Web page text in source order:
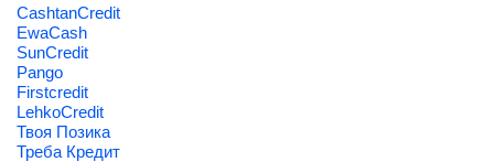
CashtanCredit
EwaCash
SunCredit
Pango
Firstcredit
LehkoCredit
Твоя Позика
Треба Кредит